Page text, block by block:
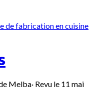
de fabrication en cuisine
Melba· Revu le 11 mai